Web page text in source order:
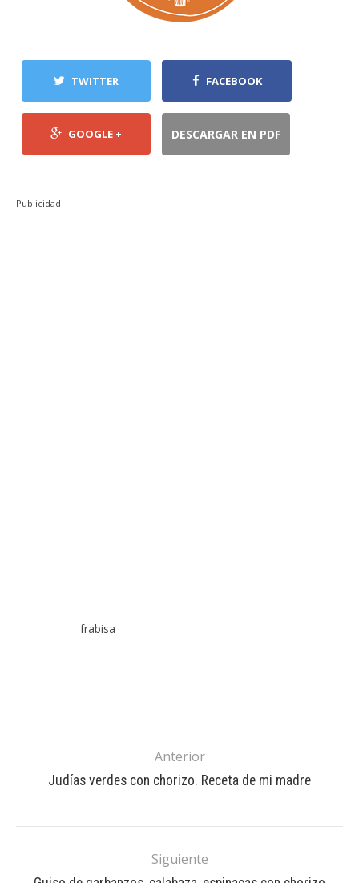
TWITTER FACEBOOK
GOOGLE + DESCARGAR EN PDF
Publicidad
frabisa
Anterior
Judías verdes con chorizo. Receta de mi madre
Siguiente